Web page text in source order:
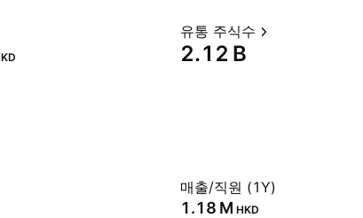
유통 주식수
‪2.12 B‬
매출/직원 (1Y)
‪1.18 M‬ HKD